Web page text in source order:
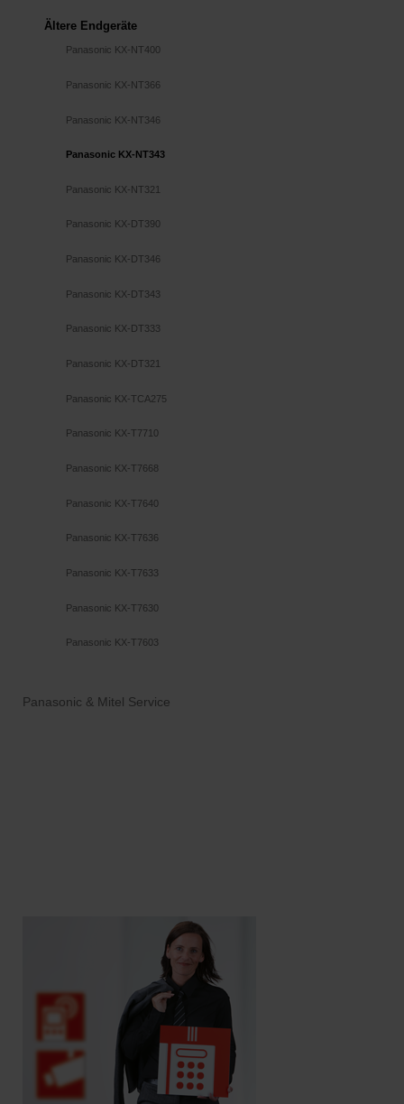
Ältere Endgeräte
Panasonic KX-NT400
Panasonic KX-NT366
Panasonic KX-NT346
Panasonic KX-NT343
Panasonic KX-NT321
Panasonic KX-DT390
Panasonic KX-DT346
Panasonic KX-DT343
Panasonic KX-DT333
Panasonic KX-DT321
Panasonic KX-TCA275
Panasonic KX-T7710
Panasonic KX-T7668
Panasonic KX-T7640
Panasonic KX-T7636
Panasonic KX-T7633
Panasonic KX-T7630
Panasonic KX-T7603
Panasonic & Mitel Service